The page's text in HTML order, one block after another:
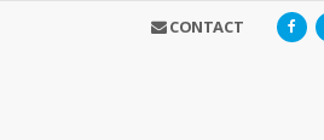
CONTACT